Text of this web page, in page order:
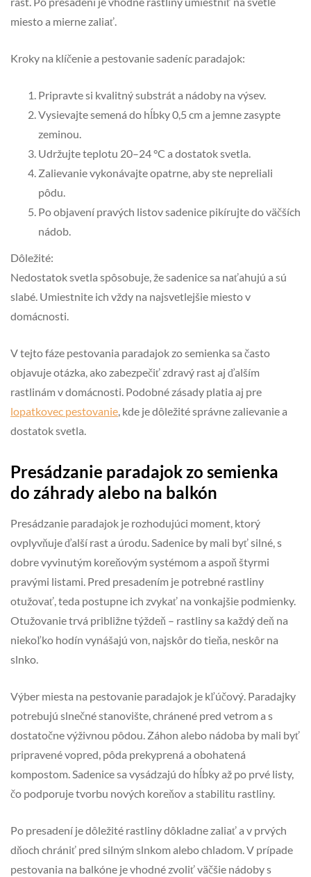
miesto a mierne zaliať.
Kroky na klíčenie a pestovanie sadeníc paradajok:
Pripravte si kvalitný substrát a nádoby na výsev.
Vysievajte semená do hĺbky 0,5 cm a jemne zasypte
zeminou.
Udržujte teplotu 20–24 °C a dostatok svetla.
Zalievanie vykonávajte opatrne, aby ste nepreliali
pôdu.
Po objavení pravých listov sadenice pikírujte do väčších
nádob.
Dôležité:
Nedostatok svetla spôsobuje, že sadenice sa naťahujú a sú
slabé. Umiestnite ich vždy na najsvetlejšie miesto v
domácnosti.
V tejto fáze pestovania paradajok zo semienka sa často
objavuje otázka, ako zabezpečiť zdravý rast aj ďalším
rastlinám v domácnosti. Podobné zásady platia aj pre
lopatkovec pestovanie, kde je dôležité správne zalievanie a
dostatok svetla.
Presádzanie paradajok zo semienka
do záhrady alebo na balkón
Presádzanie paradajok je rozhodujúci moment, ktorý
ovplyvňuje ďalší rast a úrodu. Sadenice by mali byť silné, s
dobre vyvinutým koreňovým systémom a aspoň štyrmi
pravými listami. Pred presadením je potrebné rastliny
otužovať, teda postupne ich zvykať na vonkajšie podmienky.
Otužovanie trvá približne týždeň – rastliny sa každý deň na
niekoľko hodín vynášajú von, najskôr do tieňa, neskôr na
slnko.
Výber miesta na pestovanie paradajok je kľúčový. Paradajky
potrebujú slnečné stanovište, chránené pred vetrom a s
dostatočne výživnou pôdou. Záhon alebo nádoba by mali byť
pripravené vopred, pôda prekyprená a obohatená
kompostom. Sadenice sa vysádzajú do hĺbky až po prvé listy,
čo podporuje tvorbu nových koreňov a stabilitu rastliny.
Po presadení je dôležité rastliny dôkladne zaliať a v prvých
dňoch chrániť pred silným slnkom alebo chladom. V prípade
pestovania na balkóne je vhodné zvoliť väčšie nádoby s